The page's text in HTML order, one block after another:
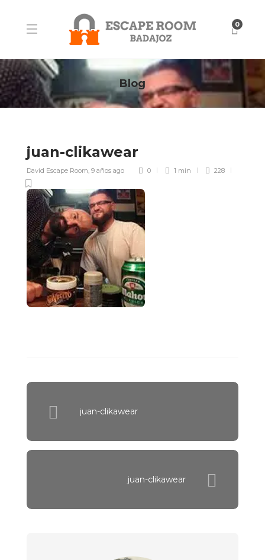
0
Blog
juan-clikawear
David Escape Room, 9 años ago 0 1 min 228
juan-clikawear
juan-clikawear